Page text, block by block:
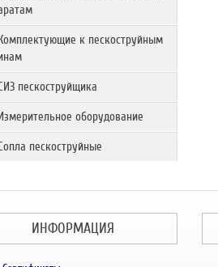
к пескоструйным
пескоструйщика
оборудование
пескоструйные
ИНФОРМАЦИЯ